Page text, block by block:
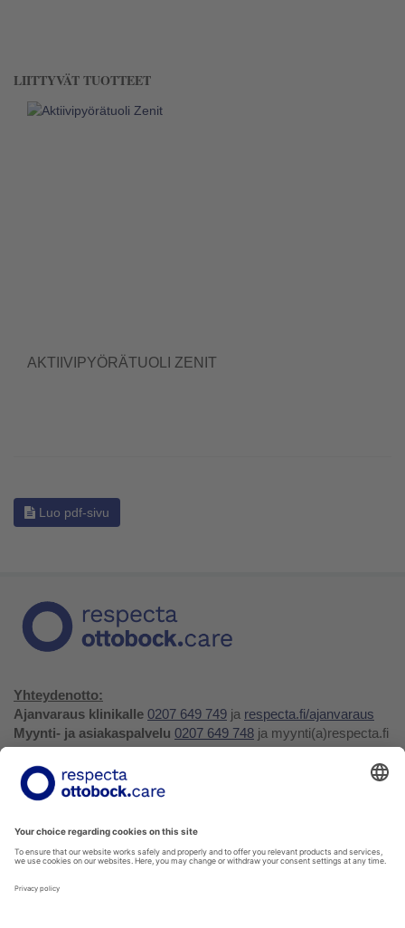
LIITTYVÄT TUOTTEET
AKTIIVIPYÖRÄTUOLI ZENIT
Luo pdf-sivu
Yhteydenotto:
Ajanvaraus klinikalle 0207 649 749 ja respecta.fi/ajanvaraus
Myynti- ja asiakaspalvelu 0207 649 748 ja myynti(a)respecta.fi
Huolto- ja varaosapalvelu 0207 649 747, huolto(a)respecta.fi
tai huollon ja varaosien
Yhteystiedot ja palaute
Verkkokauppa
Tietosuojakäytäntö
Privacy Policy
Ilmoittajansuojelu
paikallispuhelumaksun mukaisesti.